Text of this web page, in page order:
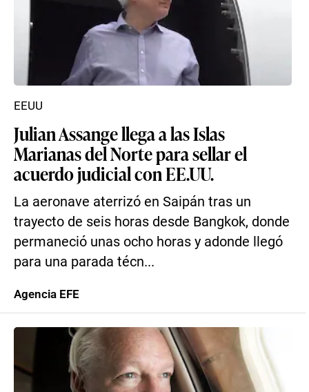
Julian Assange llega a las Islas
Marianas del Norte para sellar el
acuerdo judicial con EE.UU.
La aeronave aterrizó en Saipán tras un
trayecto de seis horas desde Bangkok, donde
permaneció unas ocho horas y adonde llegó
para una parada técn...
EEUU
Agencia EFE